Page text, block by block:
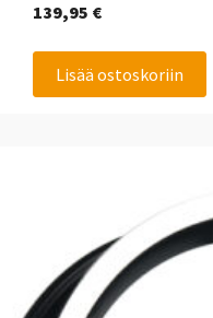
139,95 €
Lisää ostoskoriin